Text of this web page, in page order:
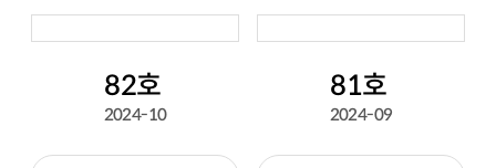
82호
2024-10
81호
2024-09